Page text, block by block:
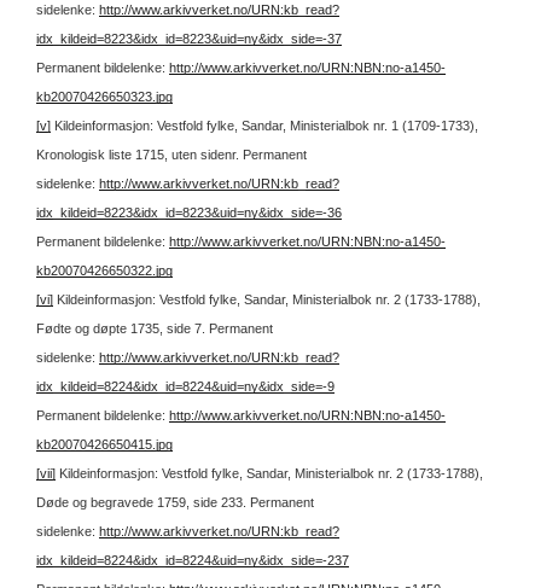
sidelenke: http://www.arkivverket.no/URN:kb_read?
idx_kildeid=8223&idx_id=8223&uid=ny&idx_side=-37
Permanent bildelenke: http://www.arkivverket.no/URN:NBN:no-a1450-
kb20070426650323.jpg
[v] Kildeinformasjon: Vestfold fylke, Sandar, Ministerialbok nr. 1 (1709-1733),
Kronologisk liste 1715, uten sidenr. Permanent
sidelenke: http://www.arkivverket.no/URN:kb_read?
idx_kildeid=8223&idx_id=8223&uid=ny&idx_side=-36
Permanent bildelenke: http://www.arkivverket.no/URN:NBN:no-a1450-
kb20070426650322.jpg
[vi] Kildeinformasjon: Vestfold fylke, Sandar, Ministerialbok nr. 2 (1733-1788),
Fødte og døpte 1735, side 7. Permanent
sidelenke: http://www.arkivverket.no/URN:kb_read?
idx_kildeid=8224&idx_id=8224&uid=ny&idx_side=-9
Permanent bildelenke: http://www.arkivverket.no/URN:NBN:no-a1450-
kb20070426650415.jpg
[vii] Kildeinformasjon: Vestfold fylke, Sandar, Ministerialbok nr. 2 (1733-1788),
Døde og begravede 1759, side 233. Permanent
sidelenke: http://www.arkivverket.no/URN:kb_read?
idx_kildeid=8224&idx_id=8224&uid=ny&idx_side=-237